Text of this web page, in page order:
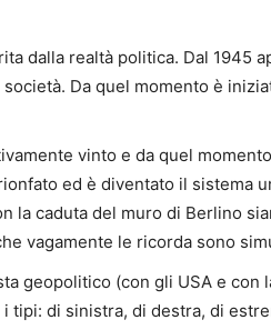
dalla realtà politica. Dal 1945
Da quel momento è
vinto e da quel
ed è diventato il sistema
la caduta del muro di Berlino
vagamente le ricorda sono
geopolitico (con gli USA e con
tipi: di sinistra, di destra, di